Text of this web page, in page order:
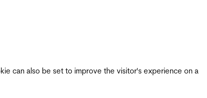
can also be set to improve the visitor's experience on a